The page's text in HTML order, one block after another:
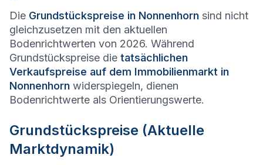
Die Grundstückspreise in Nonnenhorn sind nicht
gleichzusetzen mit den aktuellen
Bodenrichtwerten von 2026. Während
Grundstückspreise die tatsächlichen
Verkaufspreise auf dem Immobilienmarkt in
Nonnenhorn widerspiegeln, dienen
Bodenrichtwerte als Orientierungswerte.
Grundstückspreise (Aktuelle
Marktdynamik)